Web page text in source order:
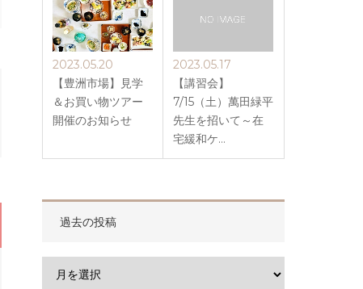
2023.05.20
【豊洲市場】見学
＆お買い物ツアー
開催のお知らせ
2023.05.17
【講習会】
7/15（土）萬田緑平
先生を招いて～在
宅緩和ケ…
過去の投稿